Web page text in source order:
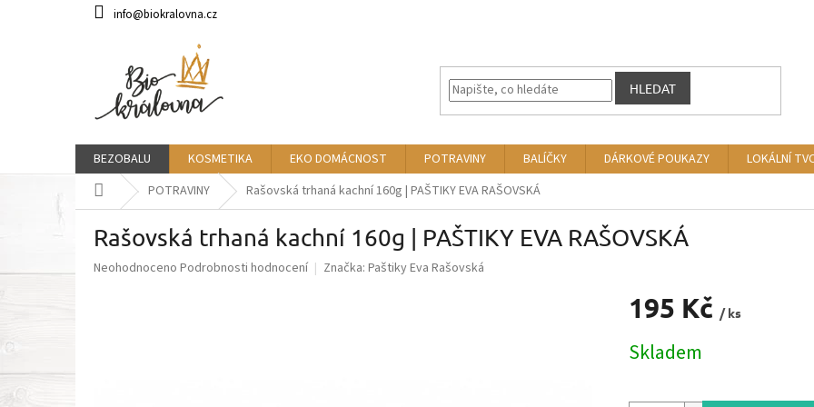
info@biokralovna.cz
HLEDAT
BEZOBALU KOSMETIKA EKO DOMÁCNOST POTRAVINY BALÍČKY DÁRKOVÉ POUKAZY LOKÁLNÍ
Domů POTRAVINY Rašovská trhaná kachní 160g | PAŠTIKY EVA RAŠOVSKÁ
Rašovská trhaná kachní 160g | PAŠTIKY EVA RAŠOVSKÁ
Průměrné
Neohodnoceno Podrobnosti hodnocení Značka: Paštiky Eva Rašovská
195 Kč / ks
cena:
Skladem